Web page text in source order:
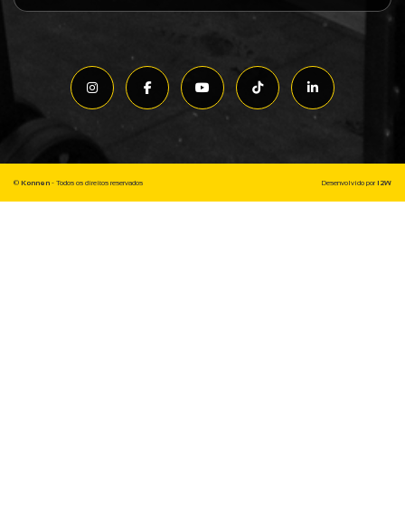
© Konnen - Todos os direitos reservados Desenvolvido por I2W